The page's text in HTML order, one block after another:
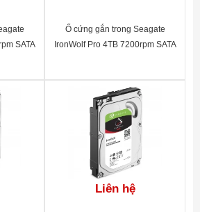
SATA
Ổ cứng gắn trong Seagate
IronWolf Pro 4TB 7200rpm SATA
Liên hệ